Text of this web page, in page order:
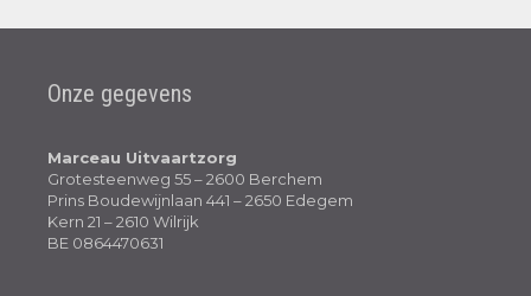
Onze gegevens
Marceau Uitvaartzorg
Grotesteenweg 55 – 2600 Berchem
Prins Boudewijnlaan 441 – 2650 Edegem
Kern 21 – 2610 Wilrijk
BE 0864470631